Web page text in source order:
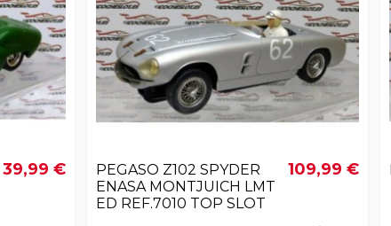
39,99 €
PEGASO Z102 SPYDER
ENASA MONTJUICH LMT
ED REF.7010 TOP SLOT
109,99 €